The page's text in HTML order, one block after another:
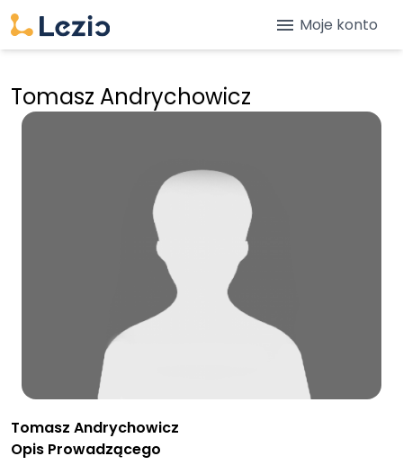
menu Moje konto
Tomasz Andrychowicz
Tomasz Andrychowicz
Opis Prowadzącego